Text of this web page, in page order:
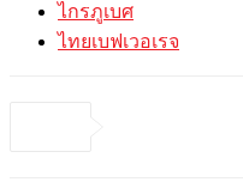
ไกรภูเบศ
ไทยเบฟเวอเรจ